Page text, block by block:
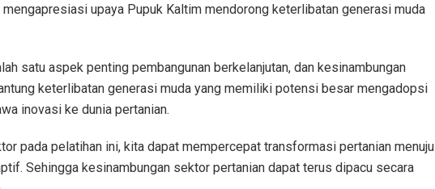
upaya Pupuk Kaltim mendorong keterlibatan generasi muda
satu aspek penting pembangunan berkelanjutan, dan kesinambungan
keterlibatan generasi muda yang memiliki potensi besar mengadopsi
inovasi ke dunia pertanian.
pada pelatihan ini, kita dapat mempercepat transformasi pertanian menuju
Sehingga kesinambungan sektor pertanian dapat terus dipacu secara